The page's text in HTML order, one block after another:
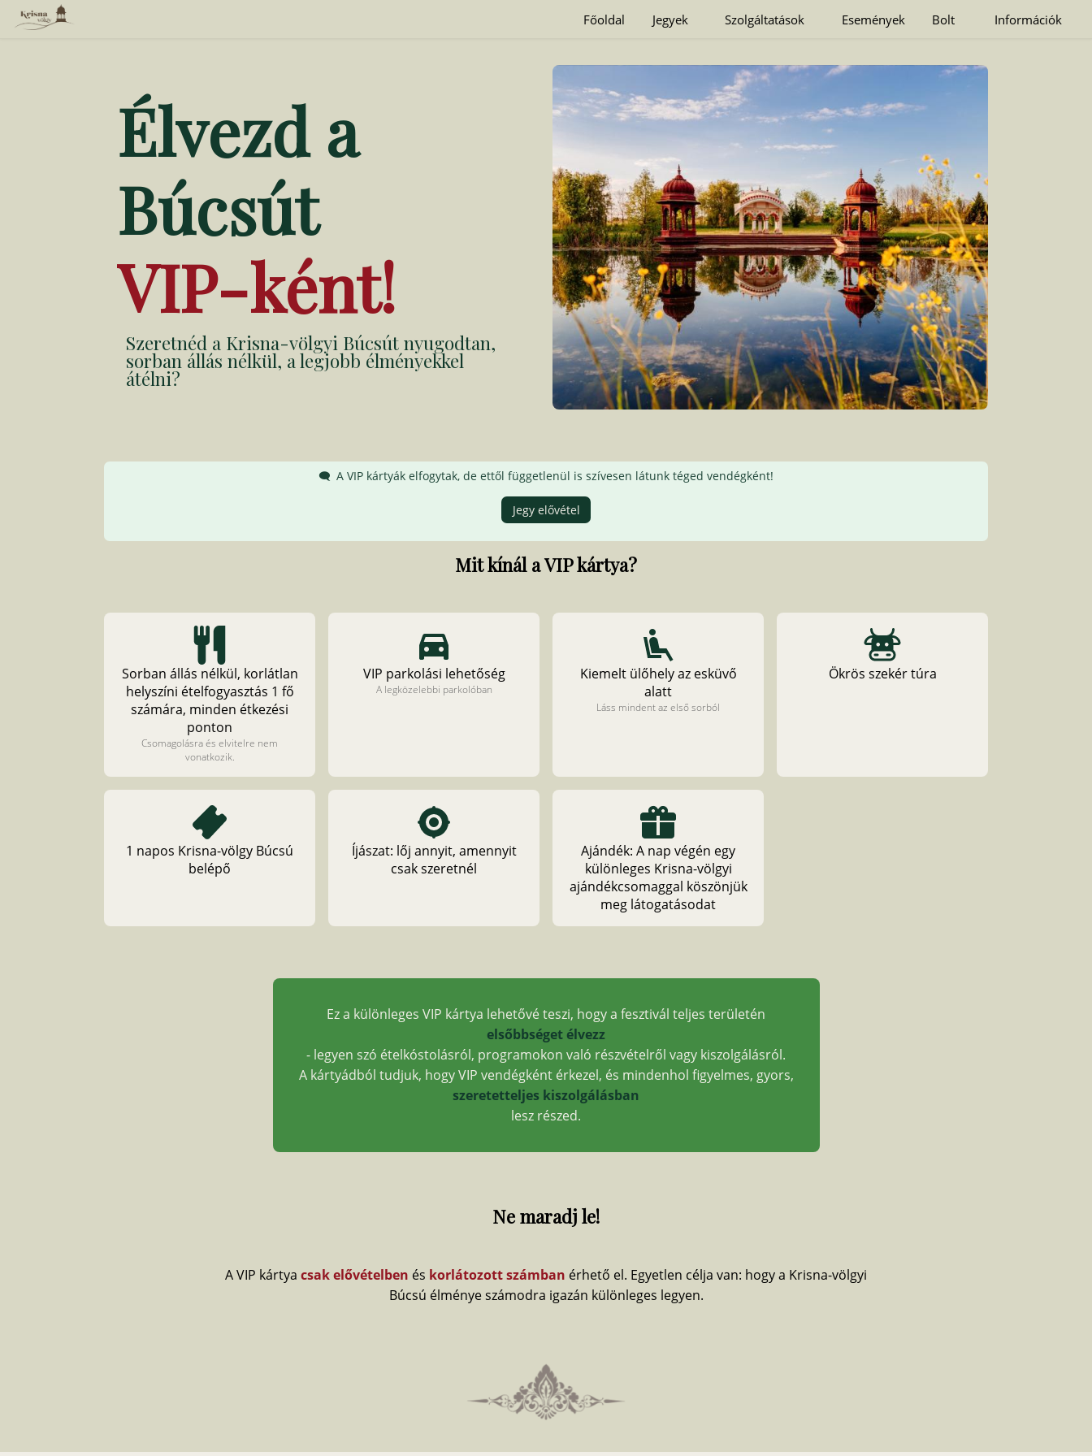
Főoldal Jegyek Szolgáltatások Események Bolt Információk
Élvezd a
Búcsút
VIP-ként!
Szeretnéd a Krisna-völgyi Búcsút nyugodtan,
sorban állás nélkül, a legjobb élményekkel
átélni?
A VIP kártyák elfogytak, de ettől függetlenül is szívesen látunk téged vendégként!
Jegy elővétel
Mit kínál a VIP kártya?
Sorban állás nélkül, korlátlan
helyszíni ételfogyasztás 1 fő
számára, minden étkezési
ponton
Csomagolásra és elvitelre nem
vonatkozik.
VIP parkolási lehetőség
A legközelebbi parkolóban
Kiemelt ülőhely az esküvő
alatt
Láss mindent az első sorból
Ökrös szekér túra
1 napos Krisna-völgy Búcsú
belépő
Íjászat: lőj annyit, amennyit
csak szeretnél
Ajándék: A nap végén egy
különleges Krisna-völgyi
ajándékcsomaggal köszönjük
meg látogatásodat
Ez a különleges VIP kártya lehetővé teszi, hogy a fesztivál teljes területén
elsőbbséget élvezz
- legyen szó ételkóstolásról, programokon való részvételről vagy kiszolgálásról.
A kártyádból tudjuk, hogy VIP vendégként érkezel, és mindenhol figyelmes, gyors,
szeretetteljes kiszolgálásban
lesz részed.
Ne maradj le!
A VIP kártya csak elővételben és korlátozott számban érhető el. Egyetlen célja van: hogy a Krisna-völgyi
Búcsú élménye számodra igazán különleges legyen.